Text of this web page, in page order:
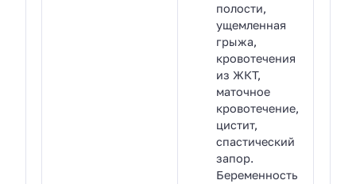
полости,
ущемленная
грыжа,
кровотечения
из ЖКТ,
маточное
кровотечение,
цистит,
спастический
запор.
Беременность